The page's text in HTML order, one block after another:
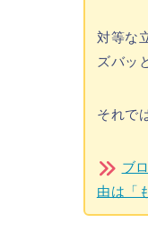
対等な
ズバッ
それで
ブ
由は「